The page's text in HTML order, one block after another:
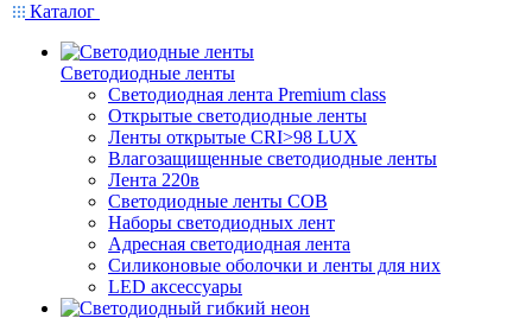
Каталог
Светодиодные ленты
Светодиодная лента Premium class
Открытые светодиодные ленты
Ленты открытые CRI>98 LUX
Влагозащищенные светодиодные ленты
Лента 220в
Светодиодные ленты COB
Наборы светодиодных лент
Адресная светодиодная лента
Силиконовые оболочки и ленты для них
LED аксессуары